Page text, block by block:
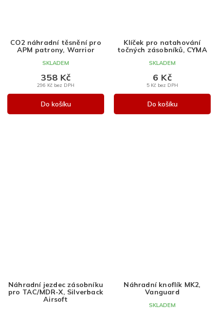
CO2 náhradní těsnění pro
APM patrony, Warrior
SKLADEM
296 Kč bez DPH
358 Kč
Do košíku
Klíček pro natahování
točných zásobníků, CYMA
SKLADEM
5 Kč bez DPH
6 Kč
Do košíku
Náhradní jezdec zásobníku
pro TAC/MDR-X, Silverback
Airsoft
Náhradní knoflík MK2,
Vanguard
SKLADEM